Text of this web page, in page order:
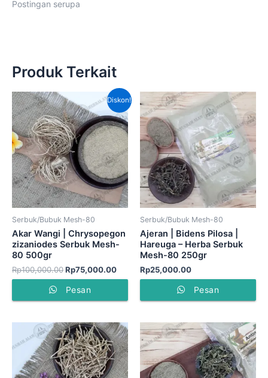
Postingan serupa
Produk Terkait
Diskon!
Serbuk/Bubuk Mesh-80
Akar Wangi | Chrysopegon
zizaniodes Serbuk Mesh-
80 500gr
Rp100,000.00
Harga
aslinya
adalah:
Rp100,000.00.
Rp75,000.00
Harga
saat
ini
adalah:
Rp75,000.00.
Pesan
Serbuk/Bubuk Mesh-80
Ajeran | Bidens Pilosa |
Hareuga – Herba Serbuk
Mesh-80 250gr
Rp25,000.00
Pesan